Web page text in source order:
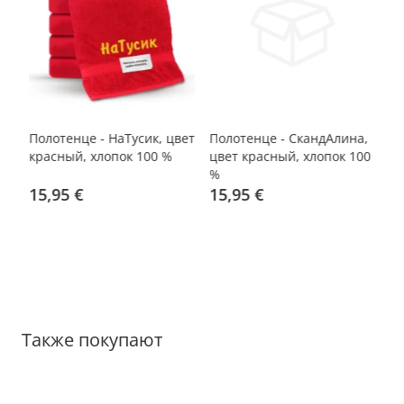
Полотенце - НаТусик, цвет
красный, хлопок 100 %
15,95 €
Полотенце - СкандАлина,
цвет красный, хлопок 100
%
15,95 €
Также покупают